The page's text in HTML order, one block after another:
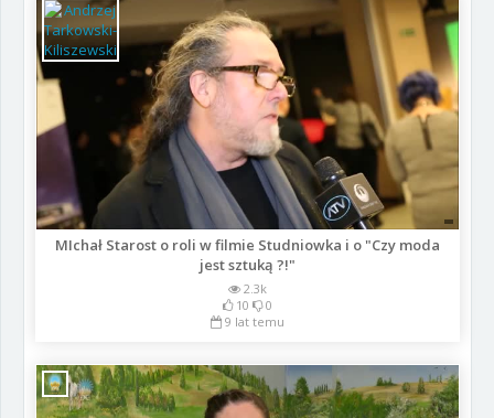
MIchał Starost o roli w filmie Studniowka i o "Czy moda
jest sztuką ?!"
2.3k
10
0
9 lat temu